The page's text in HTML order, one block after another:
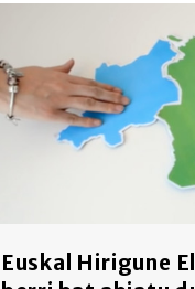
Euskal Hirigune